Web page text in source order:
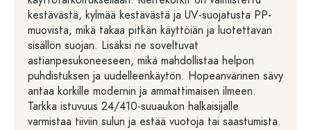
kestävästä, kylmää kestävästä ja UV-suojatusta PP-
muovista, mikä takaa pitkän käyttöiän ja luotettavan
sisällön suojan. Lisäksi ne soveltuvat
astianpesukoneeseen, mikä mahdollistaa helpon
puhdistuksen ja uudelleenkäytön. Hopeanvärinen sävy
antaa korkille modernin ja ammattimaisen ilmeen.
Tarkka istuvuus 24/410-suuaukon halkaisijalle
varmistaa tiiviin sulun ja estää vuotoja tai saastumista.